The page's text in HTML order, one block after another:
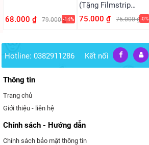
68.000 ₫ 79.000 ₫-14%
(Tặng Filmstrip
PVC)
75.000 ₫ 75.000 ₫-0%
Hotline: 0382911286 Kết nối
Thông tin
Trang chủ
Giới thiệu - liên hệ
Chính sách - Hướng dẫn
Chính sách bảo mật thông tin